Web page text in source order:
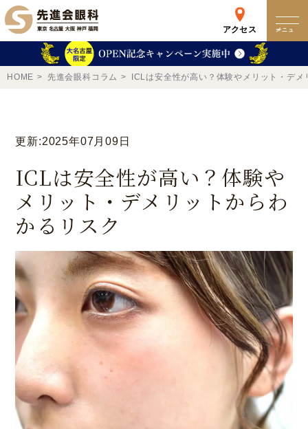
アクセス メニュー
0120-049-113
受付時間 10:00-19:00
クリニック
東京 新宿
Web予約 詳細 Web予約
大阪 梅田本院 福岡 天神
HOME 先進会眼科コラム ICLは安全性が高い？体験やメリット・デ
更新:2025年07月09日
ICLは安全性が高い？体験や
メリット・デメリットからわ
かるリスク